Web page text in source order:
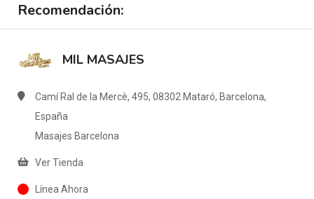
Recomendación:
MIL MASAJES
Camí Ral de la Mercè, 495, 08302 Mataró, Barcelona,
España
Masajes Barcelona
Ver Tienda
Línea Ahora